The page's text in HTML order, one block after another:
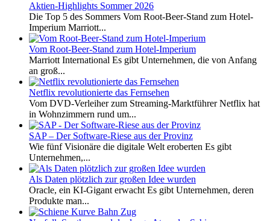
Aktien-Highlights Sommer 2026
Die Top 5 des Sommers Vom Root-Beer-Stand zum Hotel-
Imperium Marriott...
Vom Root-Beer-Stand zum Hotel-Imperium
Marriott International Es gibt Unternehmen, die von Anfang
an groß...
Netflix revolutionierte das Fernsehen
Vom DVD-Verleiher zum Streaming-Marktführer Netflix hat
in Wohnzimmern rund um...
SAP – Der Software-Riese aus der Provinz
Wie fünf Visionäre die digitale Welt eroberten Es gibt
Unternehmen,...
Als Daten plötzlich zur großen Idee wurden
Oracle, ein KI-Gigant erwacht Es gibt Unternehmen, deren
Produkte man...